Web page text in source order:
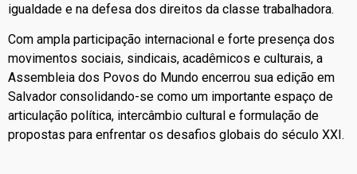
igualdade e na defesa dos direitos da classe trabalhadora.
Com ampla participação internacional e forte presença dos
movimentos sociais, sindicais, acadêmicos e culturais, a
Assembleia dos Povos do Mundo encerrou sua edição em
Salvador consolidando-se como um importante espaço de
articulação política, intercâmbio cultural e formulação de
propostas para enfrentar os desafios globais do século XXI.